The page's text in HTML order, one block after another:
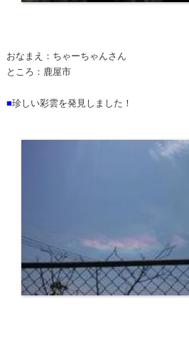
おなまえ：ちゃーちゃんさん
ところ：鹿屋市
■珍しい彩雲を発見しました！